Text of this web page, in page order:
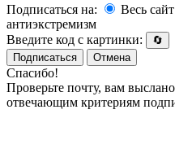
Подписаться на:
Весь сайт
антиэкстремизм
Введите код с картинки:
🔄
Подписаться
Отмена
Спасибо!
Проверьте почту, вам
отвечающим критериям